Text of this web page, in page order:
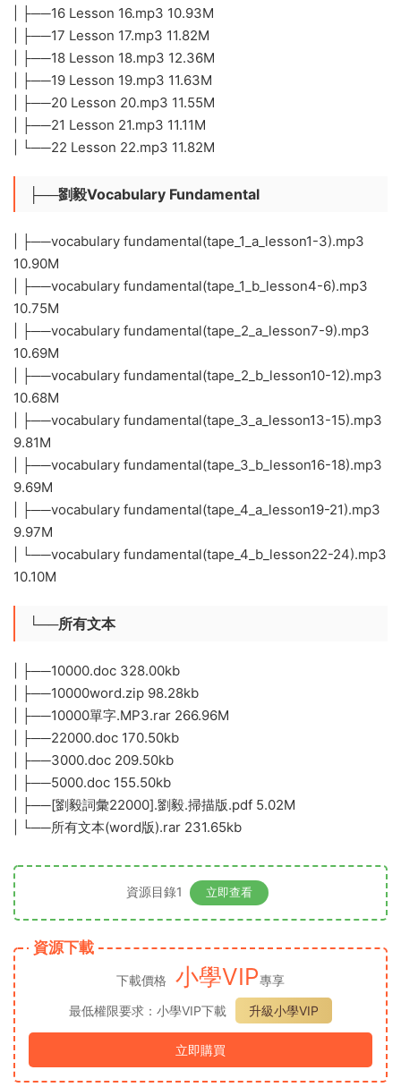
| ├──16 Lesson 16.mp3 10.93M
| ├──17 Lesson 17.mp3 11.82M
| ├──18 Lesson 18.mp3 12.36M
| ├──19 Lesson 19.mp3 11.63M
| ├──20 Lesson 20.mp3 11.55M
| ├──21 Lesson 21.mp3 11.11M
| └──22 Lesson 22.mp3 11.82M
├──劉毅Vocabulary Fundamental
| ├──vocabulary fundamental(tape_1_a_lesson1-3).mp3
10.90M
| ├──vocabulary fundamental(tape_1_b_lesson4-6).mp3
10.75M
| ├──vocabulary fundamental(tape_2_a_lesson7-9).mp3
10.69M
| ├──vocabulary fundamental(tape_2_b_lesson10-12).mp3
10.68M
| ├──vocabulary fundamental(tape_3_a_lesson13-15).mp3
9.81M
| ├──vocabulary fundamental(tape_3_b_lesson16-18).mp3
9.69M
| ├──vocabulary fundamental(tape_4_a_lesson19-21).mp3
9.97M
| └──vocabulary fundamental(tape_4_b_lesson22-24).mp3
10.10M
└──所有文本
| ├──10000.doc 328.00kb
| ├──10000word.zip 98.28kb
| ├──10000單字.MP3.rar 266.96M
| ├──22000.doc 170.50kb
| ├──3000.doc 209.50kb
| ├──5000.doc 155.50kb
| ├──[劉毅詞彙22000].劉毅.掃描版.pdf 5.02M
| └──所有文本(word版).rar 231.65kb
資源目錄1 立即查看
資源下載
下載價格 小學VIP專享
最低權限要求：小學VIP下載
升級小學VIP
立即購買